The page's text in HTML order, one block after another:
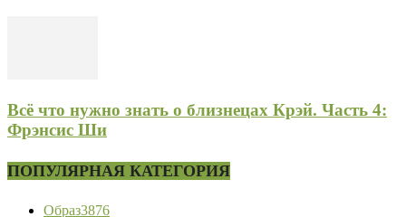
Всё что нужно знать о близнецах Крэй. Часть 4:
Фрэнсис Ши
ПОПУЛЯРНАЯ КАТЕГОРИЯ
Образ3876